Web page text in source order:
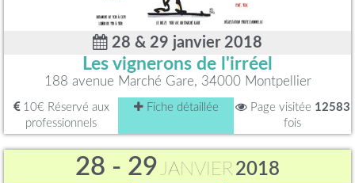
28 & 29 janvier 2018
Les vignerons de l'irréel
188 avenue Marché Gare, 34000 Montpellier
10€ Réservé aux
professionnels
Fiche détaillée Page visitée 12583
fois
28 - 29JANVIER2018